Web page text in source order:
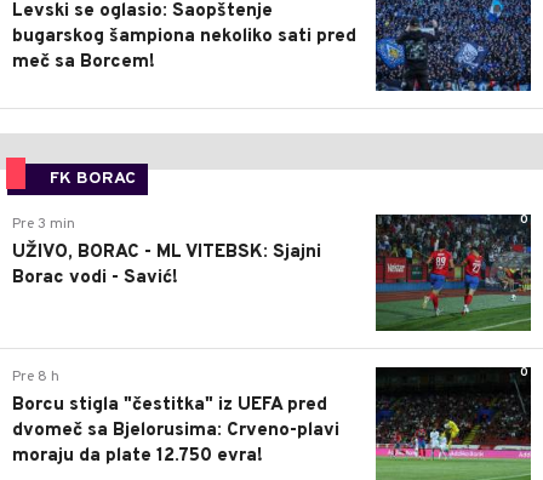
Levski se oglasio: Saopštenje
bugarskog šampiona nekoliko sati pred
meč sa Borcem!
FK BORAC
0
Pre 3 min
UŽIVO, BORAC - ML VITEBSK: Sjajni
Borac vodi - Savić!
0
Pre 8 h
Borcu stigla "čestitka" iz UEFA pred
dvomeč sa Bjelorusima: Crveno-plavi
moraju da plate 12.750 evra!